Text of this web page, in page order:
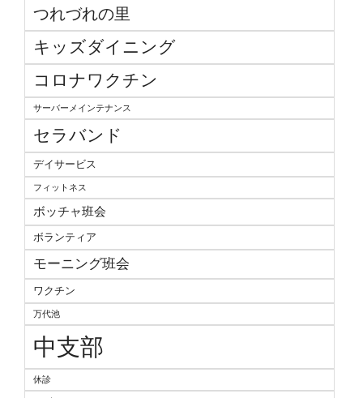
つれづれの里
キッズダイニング
コロナワクチン
サーバーメインテナンス
セラバンド
デイサービス
フィットネス
ボッチャ班会
ボランティア
モーニング班会
ワクチン
万代池
中支部
休診